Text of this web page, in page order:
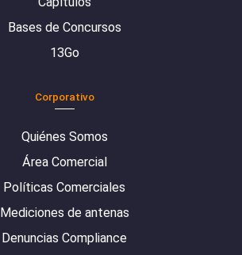
Bases de Concursos
13Go
Corporativo
Quiénes Somos
Área Comercial
Políticas Comerciales
Mediciones de antenas
Denuncias Compliance